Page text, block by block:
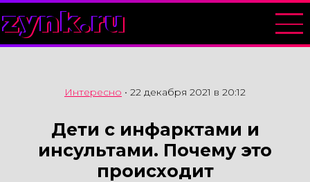
zynk.ru
Интересно • 22 декабря 2021 в 20:12
Дети с инфарктами и
инсультами. Почему это
происходит